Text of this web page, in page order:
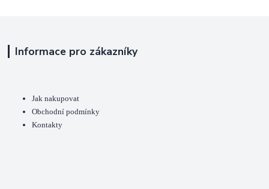
Informace pro zákazníky
Jak nakupovat
Obchodní podmínky
Kontakty